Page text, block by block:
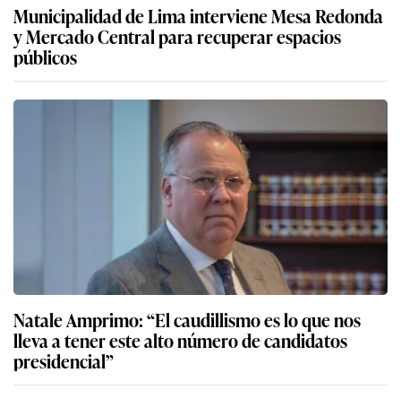
Municipalidad de Lima interviene Mesa Redonda
y Mercado Central para recuperar espacios
públicos
Natale Amprimo: “El caudillismo es lo que nos
lleva a tener este alto número de candidatos
presidencial”